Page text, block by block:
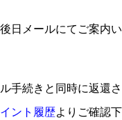
日メールにてご案内い
手続きと同時に返還さ
ント履歴よりご確認下